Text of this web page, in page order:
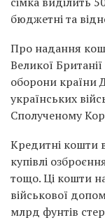
бюджетні та
Про надання
Великої
оборони країни
українських
Сполученому
Кредитні кошти
купівлі
тощо. Ці кошти
військової
млрд фунтів